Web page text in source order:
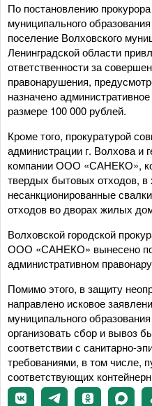
По постановлению
муниципального
поселение Волховского
Ленинградской области
ответственности за
правонарушения,
назначено
размере 100 000 рублей.
Кроме того, прокуратурой
администрации г. Волхова и
компании ООО «САНЕКО»,
твердых бытовых отходов,
несанкционированные
отходов во дворах жилых
Волховской городской
ООО «САНЕКО» вынесено
административном
Помимо этого, в защиту
направлено исковое
муниципального
организовать сбор и вывоз
соответствии с санитарно-
требованиями, в том числе,
соответствующих